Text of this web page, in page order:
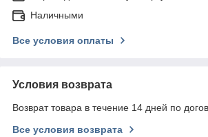
Наличными
Все условия оплаты
Условия возврата
Возврат товара в течение 14 дней по
Все условия возврата